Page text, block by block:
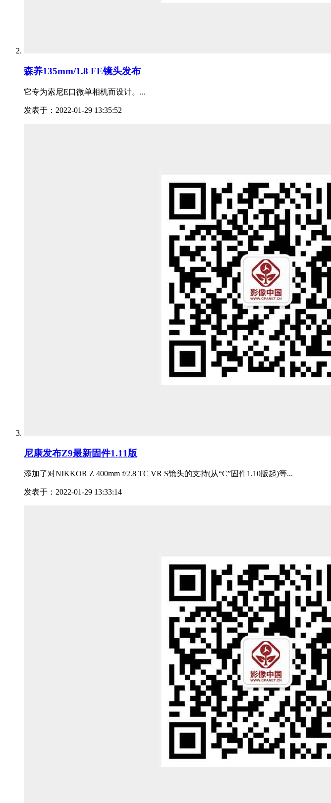
森养135mm/1.8 FE镜头发布
它专为索尼E口微单相机而设计。...
发表于：2022-01-29 13:35:52
尼康发布Z9最新固件1.11版
添加了对NIKKOR Z 400mm f/2.8 TC VR S镜头的支持(从“C”固件1.10版起)等...
发表于：2022-01-29 13:33:14